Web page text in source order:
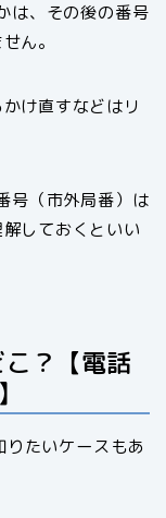
は、その後の番号
ん。
け直すなどはリ
号（市外局番）は
しておくといい
？【電話
たいケースもあ